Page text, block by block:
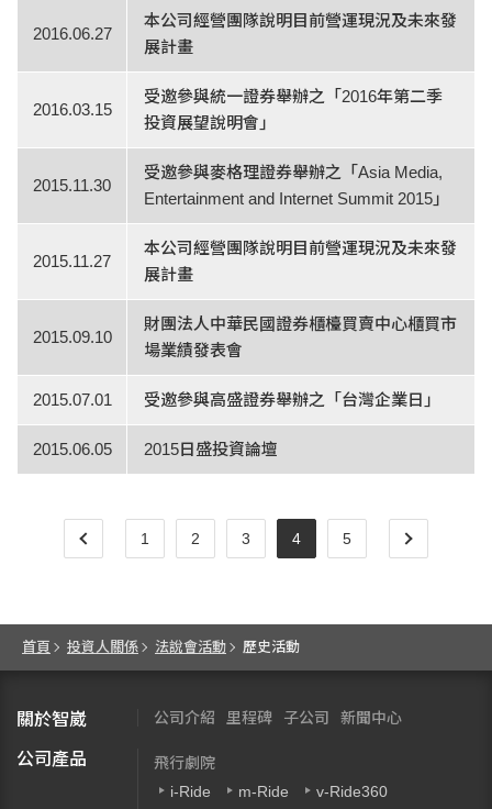
2016.06.27
本公司經營團隊說明目前營運現況及未來發
展計畫
2016.03.15
受邀參與統一證券舉辦之「2016年第二季
投資展望說明會」
2015.11.30
受邀參與麥格理證券舉辦之「Asia Media,
Entertainment and Internet Summit 2015」
2015.11.27
本公司經營團隊說明目前營運現況及未來發
展計畫
2015.09.10
財團法人中華民國證券櫃檯買賣中心櫃買市
場業績發表會
2015.07.01 受邀參與高盛證券舉辦之「台灣企業日」
2015.06.05 2015日盛投資論壇
1 2 3 4 5
首頁 投資人關係 法說會活動 歷史活動
關於智崴 公司介紹 里程碑 子公司 新聞中心
公司產品
飛行劇院
i-Ride
m-Ride
v-Ride360